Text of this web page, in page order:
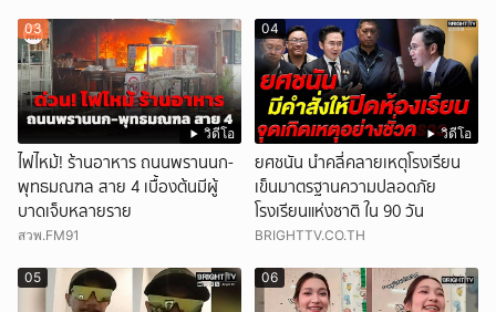
วิดีโอ
03
ไฟไหม้! ร้านอาหาร ถนนพรานนก-
พุทธมณฑล สาย 4 เบื้องต้นมีผู้
บาดเจ็บหลายราย
สวพ.FM91
วิดีโอ
04
ยศชนัน นำคลี่คลายเหตุโรงเรียน
เข็นมาตรฐานความปลอดภัย
โรงเรียนแห่งชาติ ใน 90 วัน
BRIGHTTV.CO.TH
05 06